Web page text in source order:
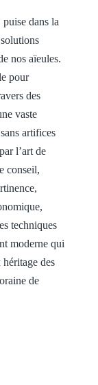
dans la
nos aïeules.
pour
des
vaste
artifices
l’art de
conseil,
techniques
moderne qui
des
de